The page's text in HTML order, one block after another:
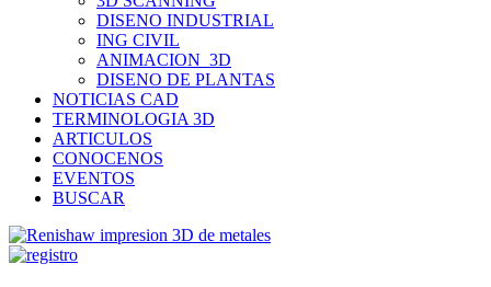
DISENO INDUSTRIAL
ING CIVIL
ANIMACION_3D
DISENO DE PLANTAS
NOTICIAS CAD
TERMINOLOGIA 3D
ARTICULOS
CONOCENOS
EVENTOS
BUSCAR